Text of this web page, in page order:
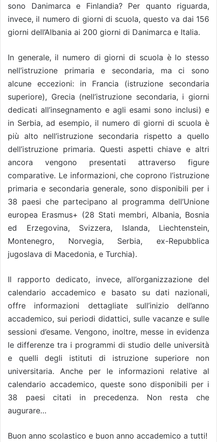
sono Danimarca e Finlandia? Per quanto riguarda,
invece, il numero di giorni di scuola, questo va dai 156
giorni dell’Albania ai 200 giorni di Danimarca e Italia.
In generale, il numero di giorni di scuola è lo stesso
nell’istruzione primaria e secondaria, ma ci sono
alcune eccezioni: in Francia (istruzione secondaria
superiore), Grecia (nell’istruzione secondaria, i giorni
dedicati all’insegnamento e agli esami sono inclusi) e
in Serbia, ad esempio, il numero di giorni di scuola è
più alto nell’istruzione secondaria rispetto a quello
dell’istruzione primaria. Questi aspetti chiave e altri
ancora vengono presentati attraverso figure
comparative. Le informazioni, che coprono l’istruzione
primaria e secondaria generale, sono disponibili per i
38 paesi che partecipano al programma dell’Unione
europea Erasmus+ (28 Stati membri, Albania, Bosnia
ed Erzegovina, Svizzera, Islanda, Liechtenstein,
Montenegro, Norvegia, Serbia, ex-Repubblica
jugoslava di Macedonia, e Turchia).
Il rapporto dedicato, invece, all’organizzazione del
calendario accademico e basato su dati nazionali,
offre informazioni dettagliate sull’inizio dell’anno
accademico, sui periodi didattici, sulle vacanze e sulle
sessioni d’esame. Vengono, inoltre, messe in evidenza
le differenze tra i programmi di studio delle università
e quelli degli istituti di istruzione superiore non
universitaria. Anche per le informazioni relative al
calendario accademico, queste sono disponibili per i
38 paesi citati in precedenza. Non resta che
augurare…
Buon anno scolastico e buon anno accademico a tutti!